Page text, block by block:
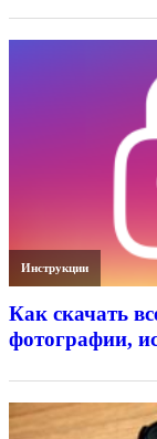
Инструкции
Как скачать
фотографии,